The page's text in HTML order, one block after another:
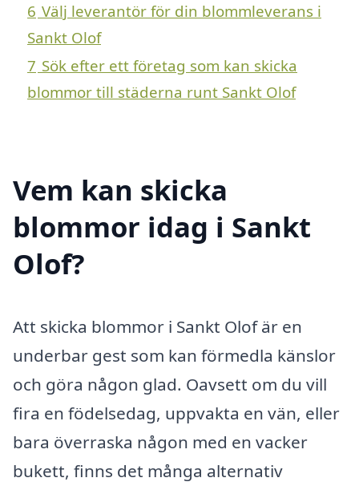
6 Välj leverantör för din blommleverans i
Sankt Olof
7 Sök efter ett företag som kan skicka
blommor till städerna runt Sankt Olof
Vem kan skicka
blommor idag i Sankt
Olof?
Att skicka blommor i Sankt Olof är en
underbar gest som kan förmedla känslor
och göra någon glad. Oavsett om du vill
fira en födelsedag, uppvakta en vän, eller
bara överraska någon med en vacker
bukett, finns det många alternativ